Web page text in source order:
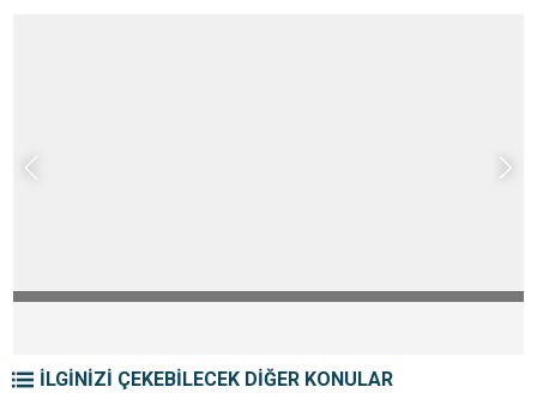
İLGİNİZİ ÇEKEBİLECEK DİĞER KONULAR